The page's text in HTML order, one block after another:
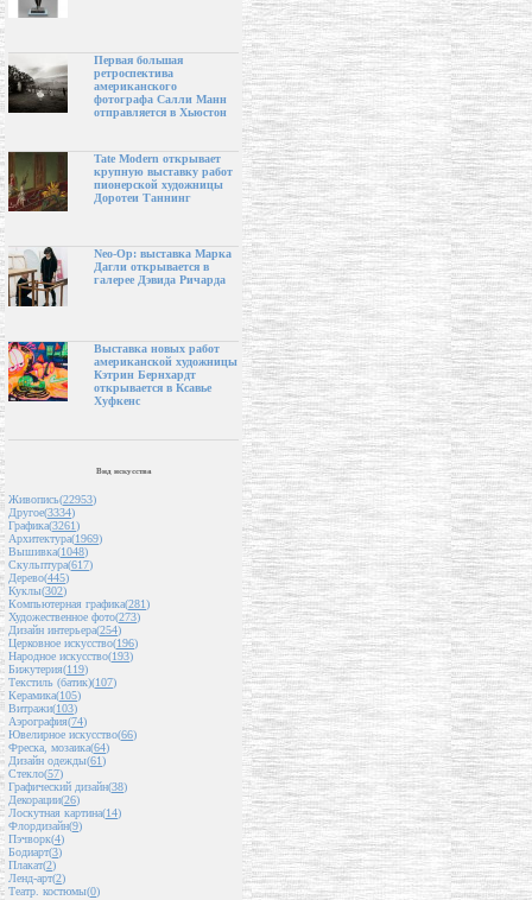
Первая большая
ретроспектива
американского
фотографа Салли Манн
отправляется в Хьюстон
Tate Modern открывает
крупную выставку работ
пионерской художницы
Доротеи Таннинг
Neo-Op: выставка Марка
Дагли открывается в
галерее Дэвида Ричарда
Выставка новых работ
американской художницы
Кэтрин Бернхардт
открывается в Ксавье
Хуфкенс
Вид искусства
Живопись(22953)
Другое(3334)
Графика(3261)
Архитектура(1969)
Вышивка(1048)
Скульптура(617)
Дерево(445)
Куклы(302)
Компьютерная графика(281)
Художественное фото(273)
Дизайн интерьера(254)
Церковное искусство(196)
Народное искусство(193)
Бижутерия(119)
Текстиль (батик)(107)
Керамика(105)
Витражи(103)
Аэрография(74)
Ювелирное искусство(66)
Фреска, мозаика(64)
Дизайн одежды(61)
Стекло(57)
Графический дизайн(38)
Декорации(26)
Лоскутная картина(14)
Флордизайн(9)
Пэчворк(4)
Бодиарт(3)
Плакат(2)
Ленд-арт(2)
Театр. костюмы(0)